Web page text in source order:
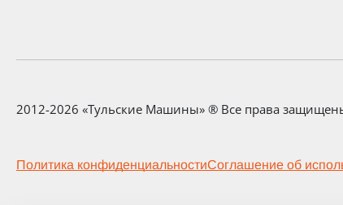
2012-2026 «Тульские Машины» ® Все права
Политика конфиденциальностиСоглашение об